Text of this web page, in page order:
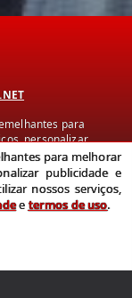
para
personalizar
Ao utilizar
de privacidade e
uso
para melhorar
publicidade e
nossos serviços,
etermos de uso.